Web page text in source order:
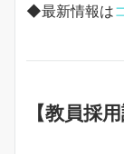
◆最新情報は
【教員採